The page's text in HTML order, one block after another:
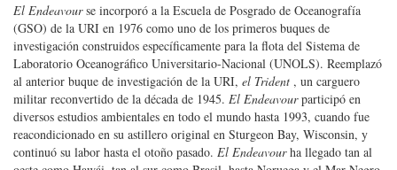
El Endeavourse incorporó a la Escuela de Posgrado de Oceanografía
(GSO) de la URI en 1976 como uno de los primeros buques de
investigación construidos específicamente para la flota del Sistema de
Laboratorio Oceanográfico Universitario-Nacional (UNOLS). Reemplazó
al anterior buque de investigación de la URI, el Trident , un carguero
militar reconvertido de la década de 1945. El Endeavourparticipó en
diversos estudios ambientales en todo el mundo hasta 1993, cuando fue
reacondicionado en su astillero original en Sturgeon Bay, Wisconsin, y
continuó su labor hasta el otoño pasado. El Endeavourha llegado tan al